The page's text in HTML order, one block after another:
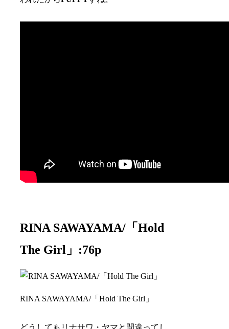
RINA SAWAYAMA/「Hold
The Girl」:76p
RINA SAWAYAMA/「Hold The Girl」